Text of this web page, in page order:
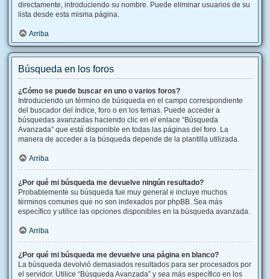
directamente, introduciendo su nombre. Puede eliminar usuarios de su
lista desde esta misma página.
Arriba
Búsqueda en los foros
¿Cómo se puede buscar en uno o varios foros?
Introduciendo un término de búsqueda en el campo correspondiente
del buscador del índice, foro o en los temas. Puede acceder a
búsquedas avanzadas haciendo clic en el enlace “Búsqueda
Avanzada” que está disponible en todas las páginas del foro. La
manera de acceder a la búsqueda depende de la plantilla utilizada.
Arriba
¿Por qué mi búsqueda me devuelve ningún resultado?
Probablemente su búsqueda fue muy general e incluye muchos
términos comunes que no son indexados por phpBB. Sea más
específico y utilice las opciones disponibles en la búsqueda avanzada.
Arriba
¿Por qué mi búsqueda me devuelve una página en blanco?
La búsqueda devolvió demasiados resultados para ser procesados por
el servidor. Utilice “Búsqueda Avanzada” y sea más específico en los